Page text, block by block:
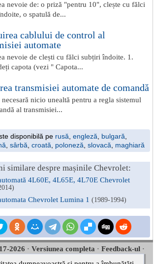
nevoie de: o priză "pentru 10", clește cu fălci
o spatulă de...
cablului de control al
automate
nevoie de clești cu fălci subțiri îndoite. 1.
capota (vezi " Capota...
transmisiei automate de comandă
necesară nicio unealtă pentru a regla sistemul
al transmisiei...
disponibilă pe rusă engleză bulgară
sârbă croată poloneză slovacă maghiară
similare despre mașinile Chevrolet:
4L60E, 4L65E, 4L70E Chevrolet
Chevrolet Lumina 1 (1989-1994)
2026 · Versiunea completa · Feedback-ul ·